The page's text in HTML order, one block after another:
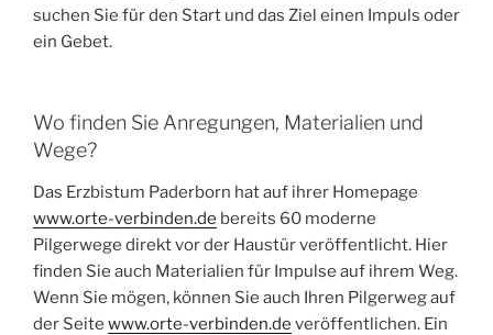
suchen Sie für den Start und das Ziel einen Impuls oder
ein Gebet.
Wo finden Sie Anregungen, Materialien und
Wege?
Das Erzbistum Paderborn hat auf ihrer Homepage
www.orte-verbinden.de bereits 60 moderne
Pilgerwege direkt vor der Haustür veröffentlicht. Hier
finden Sie auch Materialien für Impulse auf ihrem Weg.
Wenn Sie mögen, können Sie auch Ihren Pilgerweg auf
der Seite www.orte-verbinden.de veröffentlichen. Ein